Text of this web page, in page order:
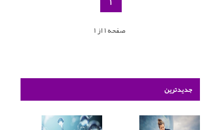
صفحه 1 از 1
جدیدترین